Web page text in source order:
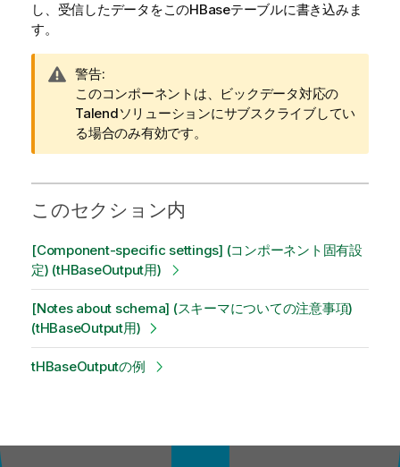
し、受信したデータをこのHBaseテーブルに書き込みま
す。
情
報
メ
モ
警告:
このコンポーネントは、ビックデータ対応の
Talendソリューションにサブスクライブしてい
る場合のみ有効です。
このセクション内
[Component-specific settings] (コンポーネント固有設
定) (tHBaseOutput用)
[Notes about schema] (スキーマについての注意事項)
(tHBaseOutput用)
tHBaseOutputの例